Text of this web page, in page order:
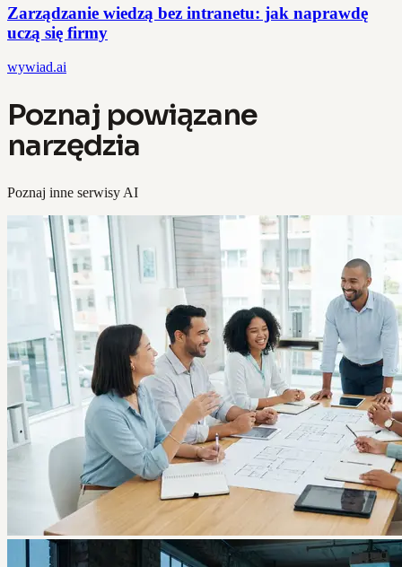
Zarządzanie wiedzą bez intranetu: jak naprawdę
uczą się firmy
wywiad.ai
Poznaj powiązane
narzędzia
Poznaj inne serwisy AI